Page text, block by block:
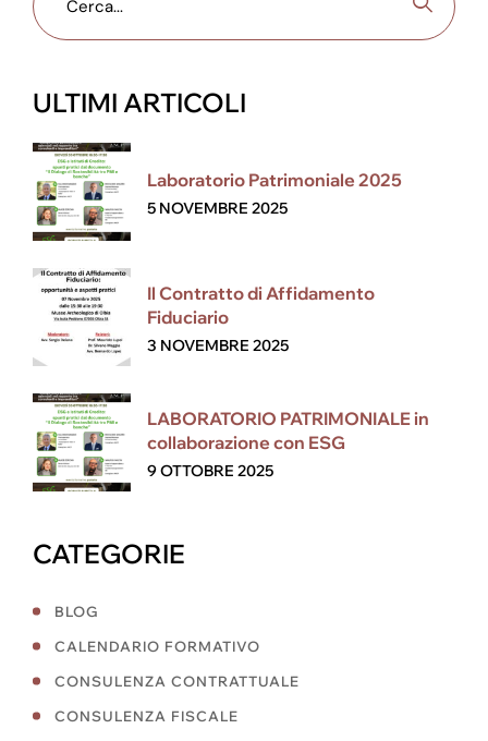
ULTIMI ARTICOLI
Laboratorio Patrimoniale 2025
5 NOVEMBRE 2025
Il Contratto di Affidamento
Fiduciario
3 NOVEMBRE 2025
LABORATORIO PATRIMONIALE in
collaborazione con ESG
9 OTTOBRE 2025
CATEGORIE
BLOG
CALENDARIO FORMATIVO
CONSULENZA CONTRATTUALE
CONSULENZA FISCALE